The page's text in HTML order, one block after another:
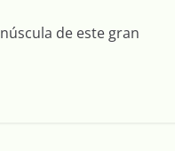
de este gran